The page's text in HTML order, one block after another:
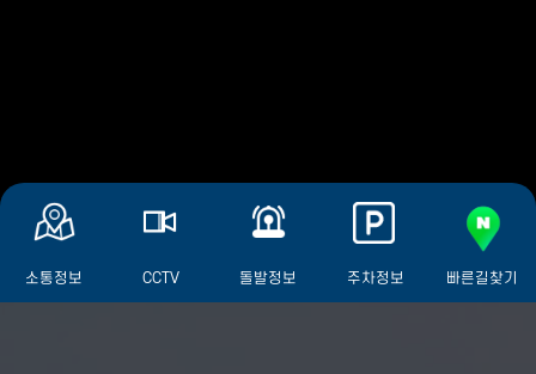
소통정보 CCTV 돌발정보 주차정보 빠른길찾기